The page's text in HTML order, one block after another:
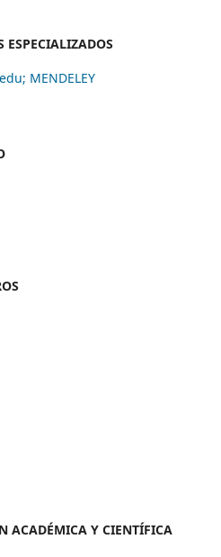
ESPECIALIZADOS
MENDELEY
ACADÉMICA Y CIENTÍFICA